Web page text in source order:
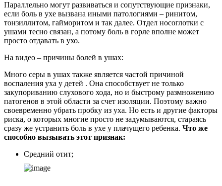
Параллельно могут развиваться и сопутствующие признаки,
если боль в ухе вызвана иными патологиями – ринитом,
тонзиллитом, гайморитом и так далее. Отдел носоглотки с
ушами тесно связан, а потому боль в горле вполне может
просто отдавать в ухо.
На видео – причины болей в ушах:
Много серы в ушах также является частой причиной
воспаления уха у детей . Она способствует не только
закупориванию слухового хода, но и быстрому размножению
патогенов в этой области за счет изоляции. Поэтому важно
своевременно убрать пробку из уха. Но есть и другие факторы
риска, о которых многие просто не задумываются, стараясь
сразу же устранить боль в ухе у плачущего ребенка. Что же
способно вызывать этот признак:
Средний отит;